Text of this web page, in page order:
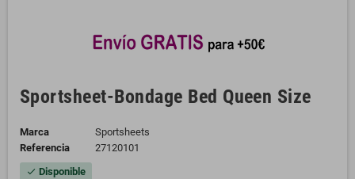
Sportsheet-Bondage Bed Queen Size
Marca
Sportsheets
Referencia
27120101
check Disponible